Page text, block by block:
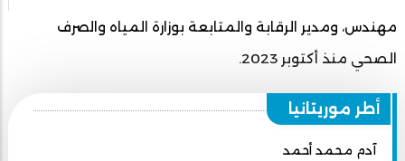
مهندس، ومدير الرقابة والمتابعة بوزارة المياه والصرف
الصحي منذ أكتوبر 2023.
أطر موريتانيا
آدم محمد أحمد